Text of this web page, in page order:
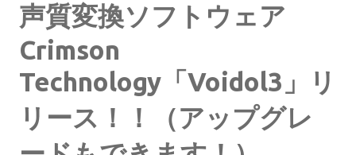
声質変換ソフトウェア
Crimson
Technology「Voidol3」リ
リース！！（アップグレ